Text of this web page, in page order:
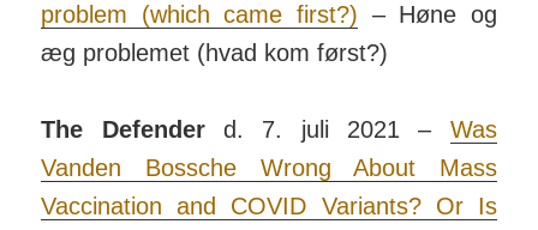
problem (which came first?) – Høne og
æg pro­blemet (hvad kom først?)
The Defenderd. 7. juli 2021 – Was
Vanden Bossche Wrong About Mass
Vacci­nation and COVID Variants? Or Is